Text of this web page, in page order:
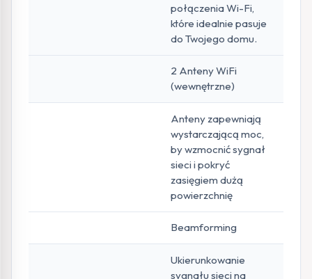
połączenia Wi-Fi,
które idealnie pasuje
do Twojego domu.
2 Anteny WiFi
(wewnętrzne)
Anteny zapewniają
wystarczającą moc,
by wzmocnić sygnał
sieci i pokryć
zasięgiem dużą
powierzchnię
Beamforming
Ukierunkowanie
sygnału sieci na